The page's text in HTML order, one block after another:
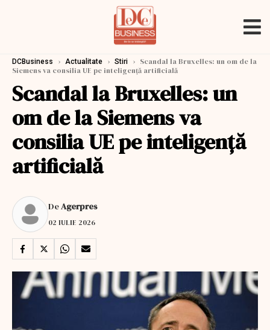
DCBusiness › Actualitate › Stiri › Scandal la Bruxelles: un om de la
Siemens va consilia UE pe inteligență artificială
Scandal la Bruxelles: un
om de la Siemens va
consilia UE pe inteligență
artificială
DeAgerpres
02 IULIE 2026